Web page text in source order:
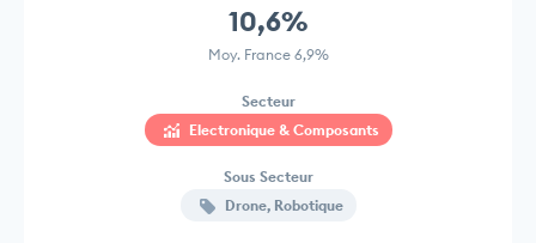
10,6%
Moy. France 6,9%
Secteur
Electronique & Composants
Sous Secteur
Drone, Robotique